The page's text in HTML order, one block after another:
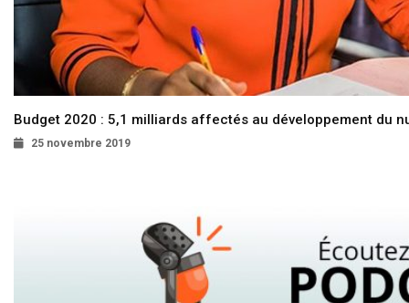
Budget 2020 : 5,1 milliards affectés au développement du
25 novembre 2019